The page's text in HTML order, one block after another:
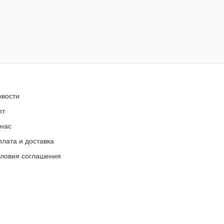
и доставка
соглашения